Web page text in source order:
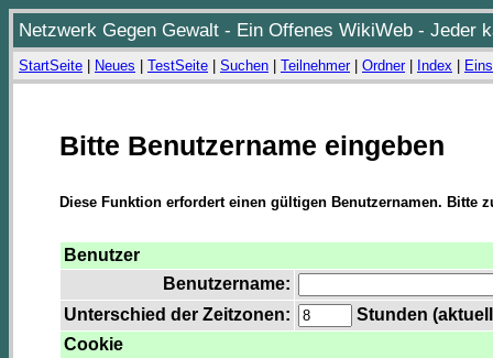
Netzwerk Gegen Gewalt - Ein Offenes WikiWeb - Jeder
StartSeite Neues TestSeite Suchen Teilnehmer| Ordner| Index
Bitte Benutzername eingeben
Diese Funktion erfordert einen gültigen Benutzernamen. Bitte
Benutzer
Benutzername:
Unterschied der Zeitzonen:
Stunden
Cookie